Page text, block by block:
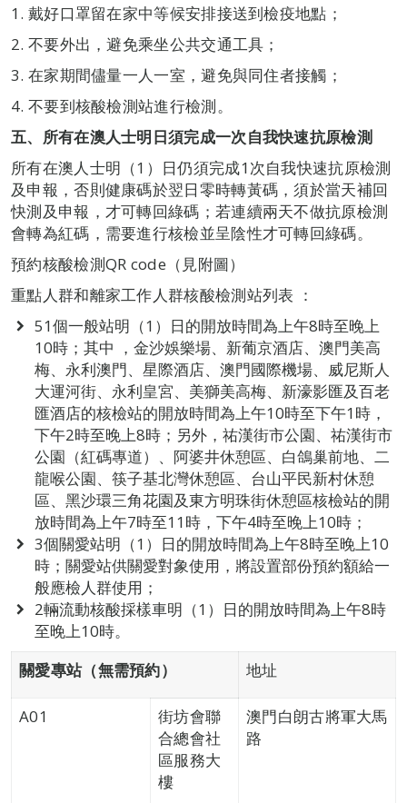
1. 戴好口罩留在家中等候安排接送到檢疫地點；
2. 不要外出，避免乘坐公共交通工具；
3. 在家期間儘量一人一室，避免與同住者接觸；
4. 不要到核酸檢測站進行檢測。
五、 所有在澳人士明日須完成一次自我快速抗原檢測
所有在澳人士明（1）日仍須完成1次自我快速抗原檢測
及申報，否則健康碼於翌日零時轉黃碼，須於當天補回
快測及申報，才可轉回綠碼；若連續兩天不做抗原檢測
會轉為紅碼，需要進行核檢並呈陰性才可轉回綠碼。
預約核酸檢測QR code（見附圖）
重點人群和離家工作人群核酸檢測站列表 ：
51個一般站明（1）日的開放時間為上午8時至晚上
10時；其中 ，金沙娛樂場、新葡京酒店、澳門美高
梅、永利澳門、星際酒店、澳門國際機場、威尼斯人
大運河街、永利皇宮、美獅美高梅、新濠影匯及百老
匯酒店的核檢站的開放時間為上午10時至下午1時，
下午2時至晚上8時；另外，祐漢街市公園、祐漢街市
公園（紅碼專道）、阿婆井休憩區、白鴿巢前地、二
龍喉公園、筷子基北灣休憩區、台山平民新村休憩
區、黑沙環三角花園及東方明珠街休憩區核檢站的開
放時間為上午7時至11時，下午4時至晚上10時；
3個關愛站明（1）日的開放時間為上午8時至晚上10
時；關愛站供關愛對象使用，將設置部份預約額給一
般應檢人群使用；
2輛流動核酸採樣車明（1）日的開放時間為上午8時
至晚上10時。
關愛專站（無需預約）
地址
A01
街坊會聯
合總會社
區服務大
樓
澳門白朗古將軍大馬
路